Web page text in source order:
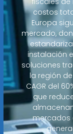
costos
Europa
mercado,
instalación
soluciones
la región
CAGR del
que
mercados